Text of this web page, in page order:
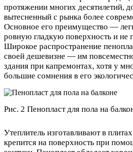
протяжении многих десятилетий,
вытесненный с рынка более
Основное его преимущество —
ровную гладкую поверхность и не
Широкое распространение
своей дешевизне — им
здания при капремонтах, хотя у
большие сомнения в его
Рис. 2 Пенопласт для пола на
Утеплитель изготавливают в
крепится на поверхность при